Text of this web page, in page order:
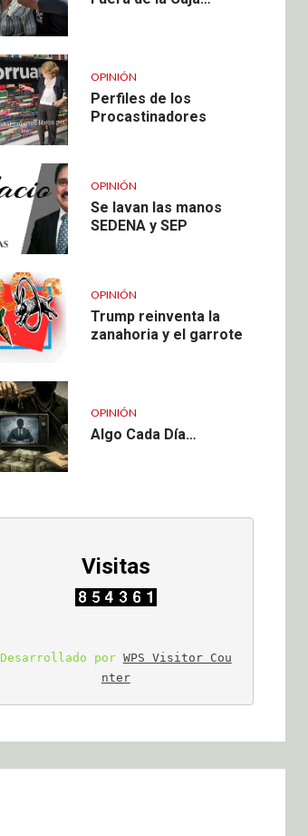
OPINIÓN
Perfiles de los
Procastinadores
OPINIÓN
Se lavan las manos
SEDENA y SEP
OPINIÓN
Trump reinventa la
zanahoria y el garrote
OPINIÓN
Algo Cada Día…
Visitas
Desarrollado por WPS Visitor Cou
nter